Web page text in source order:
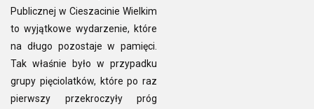
Publicznej w Cieszacinie Wielkim
to wyjątkowe wydarzenie, które
na długo pozostaje w pamięci.
Tak właśnie było w przypadku
grupy pięciolatków, które po raz
pierwszy przekroczyły próg